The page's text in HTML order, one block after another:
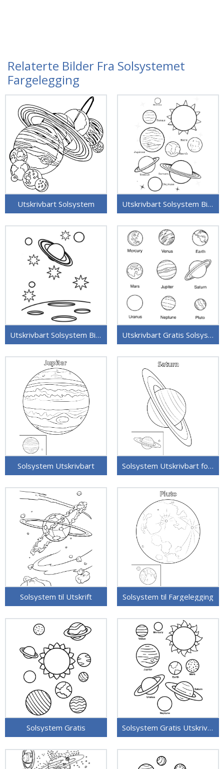
Relaterte Bilder Fra Solsystemet
Fargelegging
Utskrivbart Solsystem Utskrivbart Solsystem Bilde
Utskrivbart Solsystem Bilde for Barn Utskrivbart Gratis Solsystem
Solsystem Utskrivbart Solsystem Utskrivbart for Barn
Solsystem til Utskrift Solsystem til Fargelegging
Solsystem Gratis Solsystem Gratis Utskrivbart